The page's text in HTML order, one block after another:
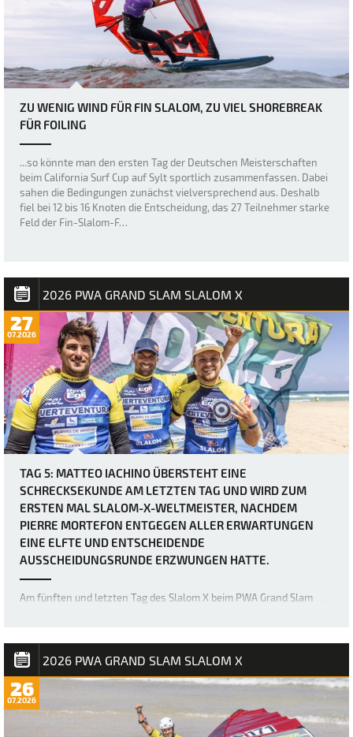
ZU WENIG WIND FÜR FIN SLALOM, ZU VIEL SHOREBREAK
FÜR FOILING
...so könnte man den ersten Tag der Deutschen Meisterschaften
beim California Surf Cup auf Sylt sportlich zusammenfassen. Dabei
sahen die Bedingungen zunächst vielversprechend aus. Deshalb
fiel bei 12 bis 16 Knoten die Entscheidung, das 27 Teilnehmer starke
Feld der Fin-Slalom-F…
2026 PWA GRAND SLAM SLALOM X
27
07.2026
TAG 5: MATTEO IACHINO ÜBERSTEHT EINE
SCHRECKSEKUNDE AM LETZTEN TAG UND WIRD ZUM
ERSTEN MAL SLALOM-X-WELTMEISTER, NACHDEM
PIERRE MORTEFON ENTGEGEN ALLER ERWARTUNGEN
EINE ELFTE UND ENTSCHEIDENDE
AUSSCHEIDUNGSRUNDE ERZWUNGEN HATTE.
Am fünften und letzten Tag des Slalom X beim PWA Grand Slam
einfacher letzter Tag für Matteo Iachino (Starboard / NeilPryde / Z
Fins) seinen ersten Slalom…
2026 PWA GRAND SLAM SLALOM X
26
07.2026